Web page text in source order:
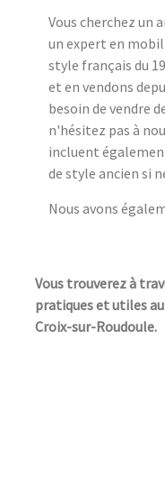
Vous cherchez un
un expert en
style français du
et en vendons
besoin de vendre
n'hésitez pas à
incluent
de style ancien si
Nous avons
Vous trouverez à
pratiques et utiles
Croix-sur-Roudoule.